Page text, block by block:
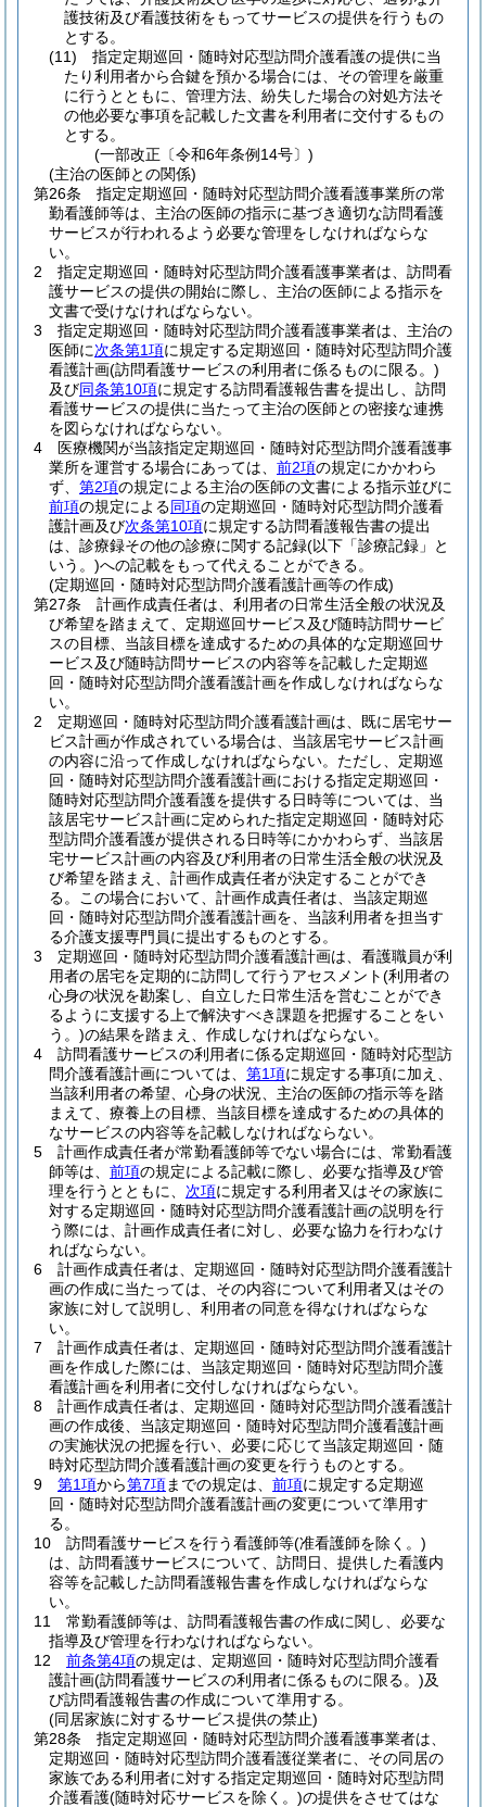
護技術及び看護技術をもってサービスの提供を行うもの
とする。
(11)
指定定期巡回・随時対応型訪問介護看護の提供に当
たり利用者から合鍵を預かる場合には、その管理を厳重
に行うとともに、管理方法、紛失した場合の対処方法そ
の他必要な事項を記載した文書を利用者に交付するもの
とする。
(一部改正〔令和6年条例14号〕)
(主治の医師との関係)
第26条
指定定期巡回・随時対応型訪問介護看護事業所の常
勤看護師等は、主治の医師の指示に基づき適切な訪問看護
サービスが行われるよう必要な管理をしなければならな
い。
2
指定定期巡回・随時対応型訪問介護看護事業者は、訪問看
護サービスの提供の開始に際し、主治の医師による指示を
文書で受けなければならない。
3
指定定期巡回・随時対応型訪問介護看護事業者は、主治の
医師に次条第1項に規定する定期巡回・随時対応型訪問介護
看護計画(訪問看護サービスの利用者に係るものに限る。)
及び同条第10項に規定する訪問看護報告書を提出し、訪問
看護サービスの提供に当たって主治の医師との密接な連携
を図らなければならない。
4
医療機関が当該指定定期巡回・随時対応型訪問介護看護事
業所を運営する場合にあっては、 前2項の規定にかかわら
ず、 第2項の規定による主治の医師の文書による指示並びに
前項の規定による同項の定期巡回・随時対応型訪問介護看
護計画及び次条第10項に規定する訪問看護報告書の提出
は、診療録その他の診療に関する記録(以下「診療記録」と
いう。)への記載をもって代えることができる。
(定期巡回・随時対応型訪問介護看護計画等の作成)
第27条
計画作成責任者は、利用者の日常生活全般の状況及
び希望を踏まえて、定期巡回サービス及び随時訪問サービ
スの目標、当該目標を達成するための具体的な定期巡回サ
ービス及び随時訪問サービスの内容等を記載した定期巡
回・随時対応型訪問介護看護計画を作成しなければならな
い。
2
定期巡回・随時対応型訪問介護看護計画は、既に居宅サー
ビス計画が作成されている場合は、当該居宅サービス計画
の内容に沿って作成しなければならない。 ただし、定期巡
回・随時対応型訪問介護看護計画における指定定期巡回・
随時対応型訪問介護看護を提供する日時等については、当
該居宅サービス計画に定められた指定定期巡回・随時対応
型訪問介護看護が提供される日時等にかかわらず、当該居
宅サービス計画の内容及び利用者の日常生活全般の状況及
び希望を踏まえ、計画作成責任者が決定することができ
る。
この場合において、計画作成責任者は、当該定期巡
回・随時対応型訪問介護看護計画を、当該利用者を担当す
る介護支援専門員に提出するものとする。
3
定期巡回・随時対応型訪問介護看護計画は、看護職員が利
用者の居宅を定期的に訪問して行うアセスメント(利用者の
心身の状況を勘案し、自立した日常生活を営むことができ
るように支援する上で解決すべき課題を把握することをい
う。)の結果を踏まえ、作成しなければならない。
4
訪問看護サービスの利用者に係る定期巡回・随時対応型訪
問介護看護計画については、 第1項に規定する事項に加え、
当該利用者の希望、心身の状況、主治の医師の指示等を踏
まえて、療養上の目標、当該目標を達成するための具体的
なサービスの内容等を記載しなければならない。
5
計画作成責任者が常勤看護師等でない場合には、常勤看護
師等は、 前項の規定による記載に際し、必要な指導及び管
理を行うとともに、 次項に規定する利用者又はその家族に
対する定期巡回・随時対応型訪問介護看護計画の説明を行
う際には、計画作成責任者に対し、必要な協力を行わなけ
ればならない。
6
計画作成責任者は、定期巡回・随時対応型訪問介護看護計
画の作成に当たっては、その内容について利用者又はその
家族に対して説明し、利用者の同意を得なければならな
い。
7
計画作成責任者は、定期巡回・随時対応型訪問介護看護計
画を作成した際には、当該定期巡回・随時対応型訪問介護
看護計画を利用者に交付しなければならない。
8
計画作成責任者は、定期巡回・随時対応型訪問介護看護計
画の作成後、当該定期巡回・随時対応型訪問介護看護計画
の実施状況の把握を行い、必要に応じて当該定期巡回・随
時対応型訪問介護看護計画の変更を行うものとする。
9
第1項から第7項までの規定は、 前項に規定する定期巡
回・随時対応型訪問介護看護計画の変更について準用す
る。
10
訪問看護サービスを行う看護師等(准看護師を除く。)
は、訪問看護サービスについて、訪問日、提供した看護内
容等を記載した訪問看護報告書を作成しなければならな
い。
11
常勤看護師等は、訪問看護報告書の作成に関し、必要な
指導及び管理を行わなければならない。
12
前条第4項の規定は、定期巡回・随時対応型訪問介護看
護計画(訪問看護サービスの利用者に係るものに限る。)及
び訪問看護報告書の作成について準用する。
(同居家族に対するサービス提供の禁止)
第28条
指定定期巡回・随時対応型訪問介護看護事業者は、
定期巡回・随時対応型訪問介護看護従業者に、その同居の
家族である利用者に対する指定定期巡回・随時対応型訪問
介護看護(随時対応サービスを除く。)の提供をさせてはな